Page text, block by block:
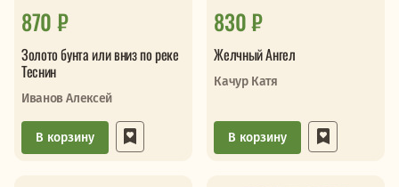
870 ₽
Золото бунта или вниз по реке
Теснин
Иванов Алексей
В корзину
830 ₽
Желчный Ангел
Качур Катя
В корзину